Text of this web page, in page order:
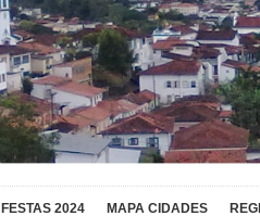
FESTAS 2024 MAPA CIDADES